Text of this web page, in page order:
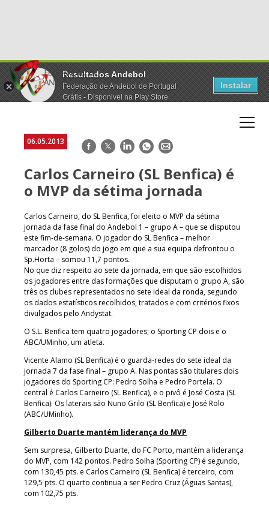
Resultados Andebol
Federação de Andebol de Portugal
Grátis - Disponivel na Play Store
Instalar
06.05.2013 Facebook
TwitterLinkedInWhatsApp
E-
Carlos Carneiro (SL Benfica) é
o MVP da sétima jornada
Carlos Carneiro, do SL Benfica, foi eleito o MVP da sétima
jornada da fase final do Andebol 1 – grupo A – que se disputou
este fim-de-semana. O jogador do SL Benfica – melhor
marcador (8 golos) do jogo em que a sua equipa defrontou o
Sp.Horta – somou 11,7 pontos.
No que diz respeito ao sete da jornada, em que são escolhidos
os jogadores entre das formações que disputam o grupo A, são
três os clubes representados no sete ideal da ronda, segundo
os dados estatísticos recolhidos, tratados e com critérios fixos
divulgados pelo Andystat.
O S.L. Benfica tem quatro jogadores; o Sporting CP dois e o
ABC/UMinho, um atleta.
Vicente Alamo (SL Benfica) é o guarda-redes do sete ideal da
jornada 7 da fase final – grupo A. Nas pontas são titulares dois
jogadores do Sporting CP: Pedro Solha e Pedro Portela. O
central é Carlos Carneiro (SL Benfica), e o pivô é José Costa (SL
Benfica). Os laterais são Nuno Grilo (SL Benfica) e José Rolo
(ABC/UMinho).
Gilberto Duarte mantém liderança do MVP
Sem surpresa, Gilberto Duarte, do FC Porto, mantém a liderança
do MVP, com 142 pontos. Pedro Solha (Sporting CP) é segundo,
com 130,45 pts. e Carlos Carneiro (SL Benfica) é terceiro, com
129,5 pts. O quarto continua a ser Pedro Cruz (Águas Santas),
com 102,75 pts.